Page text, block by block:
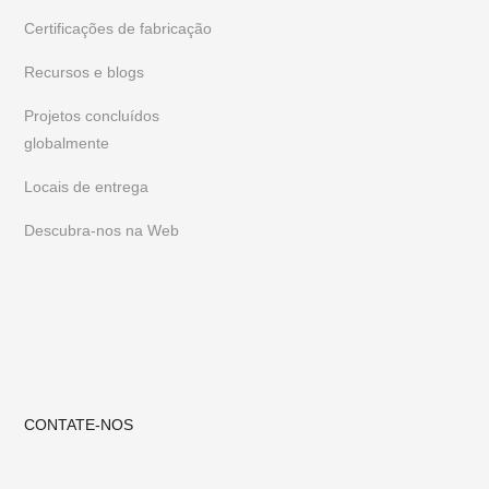
recentes, siga-nos noInstagram
Certificações de fabricação
Recursos e blogs
Projetos concluídos
globalmente
Locais de entrega
Descubra-nos na Web
CONTATE-NOS